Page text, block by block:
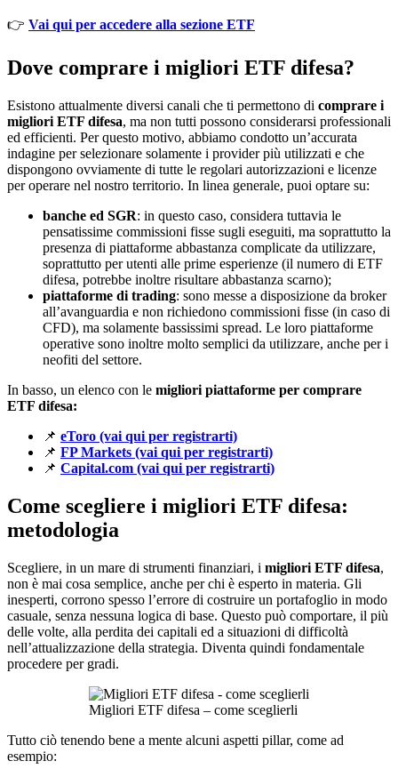
👉 Vai qui per accedere alla sezione ETF
Dove comprare i migliori ETF difesa?
Esistono attualmente diversi canali che ti permettono di comprare i
migliori ETF difesa, ma non tutti possono considerarsi professionali
ed efficienti. Per questo motivo, abbiamo condotto un’accurata
indagine per selezionare solamente i provider più utilizzati e che
dispongono ovviamente di tutte le regolari autorizzazioni e licenze
per operare nel nostro territorio. In linea generale, puoi optare su:
banche ed SGR: in questo caso, considera tuttavia le
pensatissime commissioni fisse sugli eseguiti, ma soprattutto la
presenza di piattaforme abbastanza complicate da utilizzare,
soprattutto per utenti alle prime esperienze (il numero di ETF
difesa, potrebbe inoltre risultare abbastanza scarno);
piattaforme di trading: sono messe a disposizione da broker
all’avanguardia e non richiedono commissioni fisse (in caso di
CFD), ma solamente bassissimi spread. Le loro piattaforme
operative sono inoltre molto semplici da utilizzare, anche per i
neofiti del settore.
In basso, un elenco con le migliori piattaforme per comprare
ETF difesa:
📌 eToro (vai qui per registrarti)
📌 FP Markets (vai qui per registrarti)
📌 Capital.com (vai qui per registrarti)
Come scegliere i migliori ETF difesa:
metodologia
Scegliere, in un mare di strumenti finanziari, i migliori ETF difesa,
non è mai cosa semplice, anche per chi è esperto in materia. Gli
inesperti, corrono spesso l’errore di costruire un portafoglio in modo
casuale, senza nessuna logica di base. Questo può comportare, il più
delle volte, alla perdita dei capitali ed a situazioni di difficoltà
nell’attualizzazione della strategia. Diventa quindi fondamentale
procedere per gradi.
Migliori ETF difesa – come sceglierli
Tutto ciò tenendo bene a mente alcuni aspetti pillar, come ad
esempio: